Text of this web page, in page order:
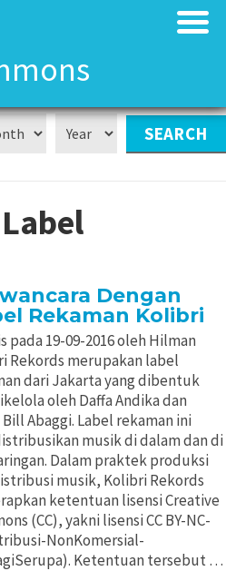
Kami
Indonesia Team
CC
Hukum
Penggunaan
Lisensi CC
Penerapan
Kami
Indonesia Team
CC
Hukum
Penggunaan
Lisensi CC
Penerapan
Dengan
Rekaman Kolibri
pada 19-09-2016 oleh Hilman
Rekords merupakan label
dari Jakarta yang dibentuk
oleh Daffa Andika dan
Abaggi. Label rekaman ini
musik di dalam dan di
Dalam praktek produksi
musik, Kolibri Rekords
ketentuan lisensi Creative
(CC), yakni lisensi CC BY-NC-
NonKomersial-
Ketentuan tersebut …